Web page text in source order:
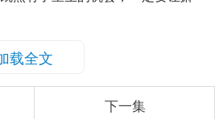
载全文
下一集